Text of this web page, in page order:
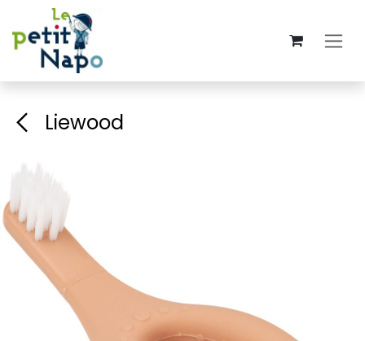
Se rendre au contenu
Liewood